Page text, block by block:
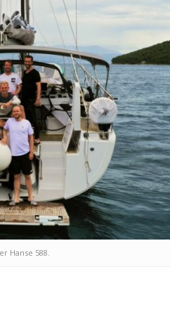
Hanse 588.